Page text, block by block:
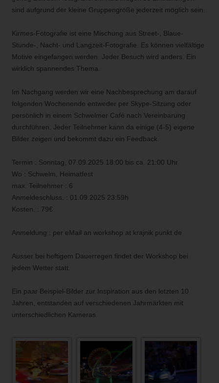
sind aufgrund der kleine Gruppengröße jederzeit möglich sein.
Kirmes-Fotografie ist eine Mischung aus Street-, Blaue-
Stunde-, Nacht- und Langzeit-Fotografie. Es können vielfältige
Motive eingefangen werden. Jeder Besuch wird anders. Ein
wirklich spannendes Thema.
Im Nachgang werden wir eine Nachbesprechung am darauf
folgenden Wochenende entweder per Skype-Sitzung oder
persönlich in einem Schwelmer Café nach Vereinbarung
durchführen. Jeder Teilnehmer kann da einige (4-5) eigene
Bilder zeigen und bekommt dazu ein Feedback.
Termin : Sonntag, 07.09.2025 18:00 bis ca. 21:00 Uhr
Wo : Schwelm, Heimatfest
max. Teilnehmer : 6
Anmeldeschluss. : 01.09.2025 23:59h
Kosten. : 79€
Anmeldung : per eMail an workshop at krajnik punkt de
Ausser bei heftigem Dauerregen findet der Workshop bei
jedem Wetter statt.
Ein paar Beispiel-Bilder zur Inspiration aus den letzten 10
Jahren, entstanden auf verschiedenen Jahrmärkten mit
unterschiedlichen Kameras.